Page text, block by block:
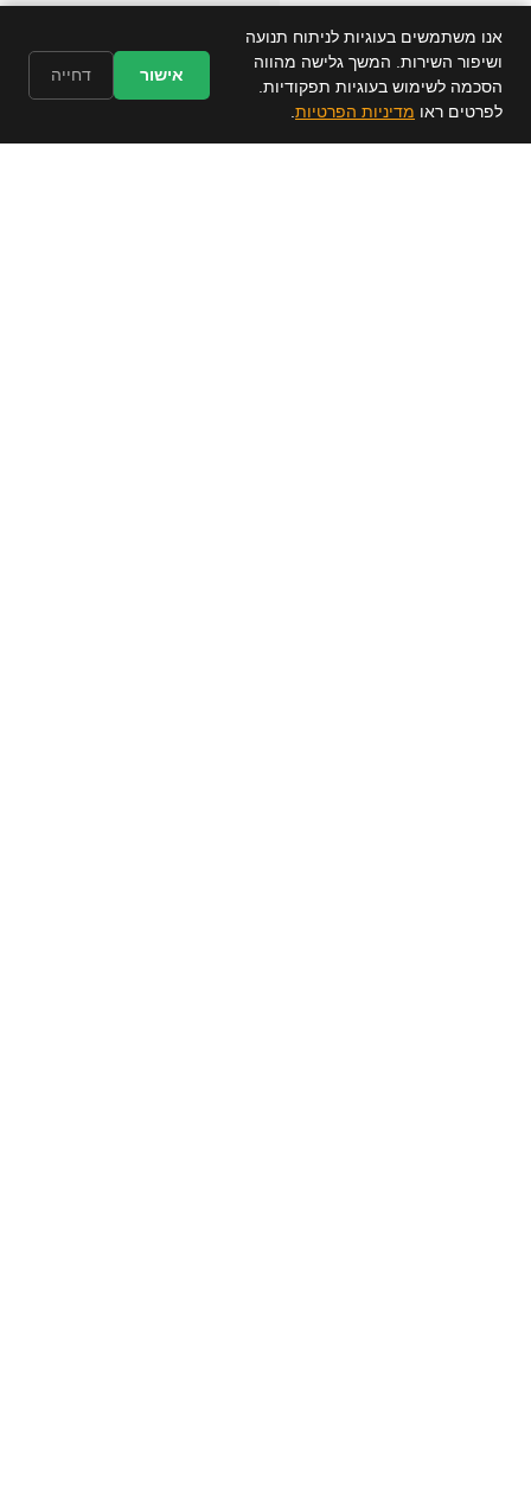
קבל הצעת מחיר חינם ✕
אנו משתמשים בעוגיות לניתוח תנועה
ושיפור השירות. המשך גלישה מהווה
הסכמה לשימוש בעוגיות תפקודיות.
לפרטים ראו מדיניות הפרטיות
אישור דחייה